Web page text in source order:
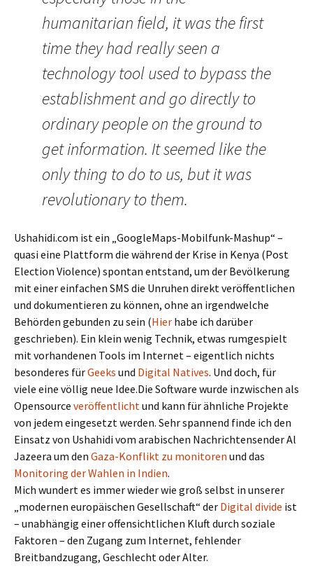
humanitarian field, it was the first
time they had really seen a
technology tool used to bypass the
establishment and go directly to
ordinary people on the ground to
get information. It seemed like the
only thing to do to us, but it was
revolutionary to them.
Ushahidi.com ist ein „GoogleMaps-Mobilfunk-Mashup“ –
quasi eine Plattform die während der Krise in Kenya (Post
Election Violence) spontan entstand, um der Bevölkerung
mit einer einfachen SMS die Unruhen direkt veröffentlichen
und dokumentieren zu können, ohne an irgendwelche
Behörden gebunden zu sein (Hier habe ich darüber
geschrieben). Ein klein wenig Technik, etwas rumgespielt
mit vorhandenen Tools im Internet – eigentlich nichts
besonderes fürGeeks und Digital Natives. Und doch, für
viele eine völlig neue Idee.Die Software wurde inzwischen als
Opensource veröffentlichtund kann für ähnliche Projekte
von jedem eingesetzt werden. Sehr spannend finde ich den
Einsatz von Ushahidi vom arabischen Nachrichtensender Al
Jazeera um den Gaza-Konflikt zu monitoren und das
Monitoring der Wahlen in Indien.
Mich wundert es immer wieder wie groß selbst in unserer
„modernen europäischen Gesellschaft“ der Digital divide ist
– unabhängig einer offensichtlichen Kluft durch soziale
Faktoren – den Zugang zum Internet, fehlender
Breitbandzugang, Geschlecht oder Alter.